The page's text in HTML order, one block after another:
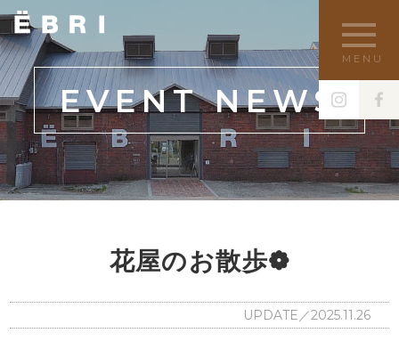
MENU
EVENT NEWS
花屋のお散歩❁
UPDATE／2025.11.26